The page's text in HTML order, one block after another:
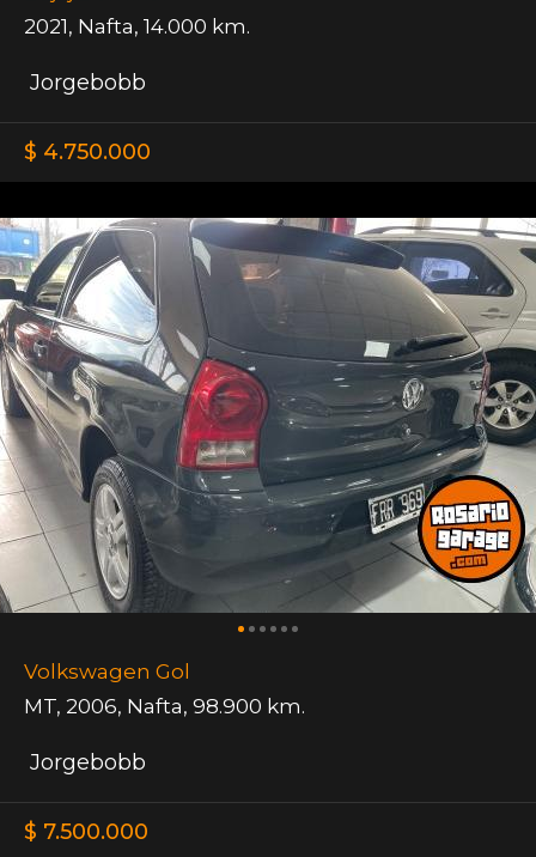
2021, Nafta, 14.000 km.
Jorgebobb
$ 4.750.000
Volkswagen Gol
MT, 2006, Nafta, 98.900 km.
Jorgebobb
$ 7.500.000